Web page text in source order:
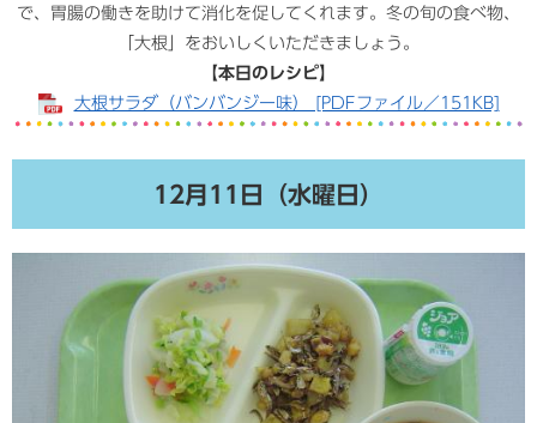
で、胃腸の働きを助けて消化を促してくれます。冬の旬の食べ物、
「大根」をおいしくいただきましょう。​
【本日のレシピ】
大根サラダ（バンバンジー味） [PDFファイル／151KB]
12月11日（水曜日）